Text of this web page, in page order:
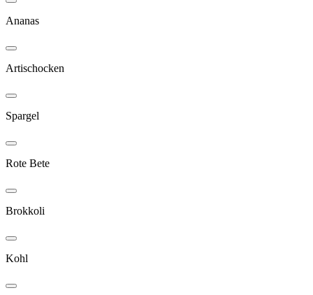
Ananas
Artischocken
Spargel
Rote Bete
Brokkoli
Kohl